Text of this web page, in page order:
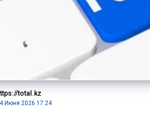
total.kz
Июня 2026 17:24